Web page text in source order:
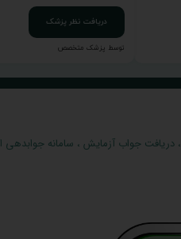
دریافت نظر پزشک
توسط پزشک متخصص
،دریافت جواب آزمایش ، سامانه جوابدهی